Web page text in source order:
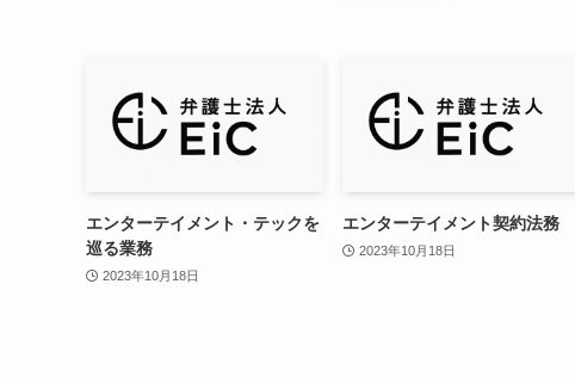
エンターテイメント・テックを
巡る業務
2023年10月18日
エンターテイメント契約法務
2023年10月18日